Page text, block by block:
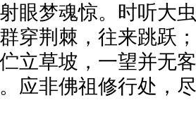
眼梦魂惊。时听大
穿荆棘，往来跳跃
立草坡，一望并无
应非佛祖修行处